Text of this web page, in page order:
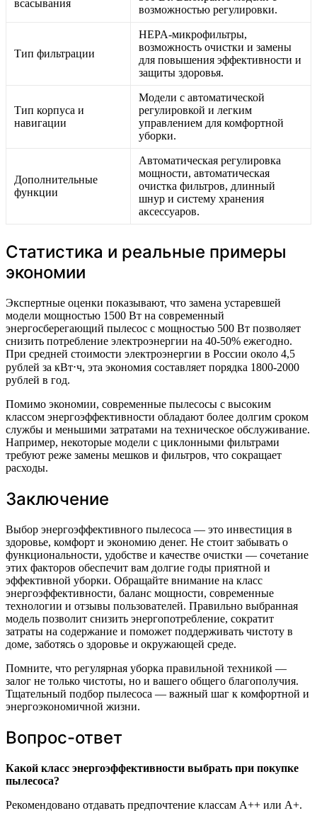
всасывания
возможностью регулировки.
Тип фильтрации
HEPA-микрофильтры,
возможность очистки и замены
для повышения эффективности и
защиты здоровья.
Тип корпуса и
навигации
Модели с автоматической
регулировкой и легким
управлением для комфортной
уборки.
Дополнительные
функции
Автоматическая регулировка
мощности, автоматическая
очистка фильтров, длинный
шнур и систему хранения
аксессуаров.
Статистика и реальные примеры
экономии
Экспертные оценки показывают, что замена устаревшей
модели мощностью 1500 Вт на современный
энергосберегающий пылесос с мощностью 500 Вт позволяет
снизить потребление электроэнергии на 40-50% ежегодно.
При средней стоимости электроэнергии в России около 4,5
рублей за кВт⋅ч, эта экономия составляет порядка 1800-2000
рублей в год.
Помимо экономии, современные пылесосы с высоким
классом энергоэффективности обладают более долгим сроком
службы и меньшими затратами на техническое обслуживание.
Например, некоторые модели с циклонными фильтрами
требуют реже замены мешков и фильтров, что сокращает
расходы.
Заключение
Выбор энергоэффективного пылесоса — это инвестиция в
здоровье, комфорт и экономию денег. Не стоит забывать о
функциональности, удобстве и качестве очистки — сочетание
этих факторов обеспечит вам долгие годы приятной и
эффективной уборки. Обращайте внимание на класс
энергоэффективности, баланс мощности, современные
технологии и отзывы пользователей. Правильно выбранная
модель позволит снизить энергопотребление, сократит
затраты на содержание и поможет поддерживать чистоту в
доме, заботясь о здоровье и окружающей среде.
Помните, что регулярная уборка правильной техникой —
залог не только чистоты, но и вашего общего благополучия.
Тщательный подбор пылесоса — важный шаг к комфортной и
энергоэкономичной жизни.
Вопрос-ответ
Какой класс энергоэффективности выбрать при покупке
пылесоса?
Рекомендовано отдавать предпочтение классам A++ или A+.